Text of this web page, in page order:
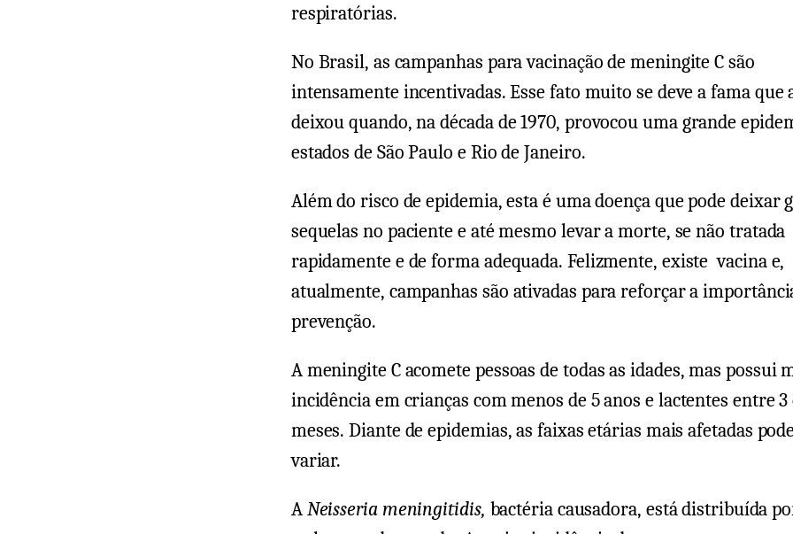
respiratórias.
No Brasil, as campanhas para vacinação de meningite C são
intensamente incentivadas. Esse fato muito se deve a fama que
deixou quando, na década de 1970, provocou uma grande
estados de São Paulo e Rio de Janeiro.
Além do risco de epidemia, esta é uma doença que pode deixar
sequelas no paciente e até mesmo levar a morte, se não tratada
rapidamente e de forma adequada. Felizmente, existe vacina e,
atualmente, campanhas são ativadas para reforçar a
prevenção.
A meningite C acomete pessoas de todas as idades, mas possui
incidência em crianças com menos de 5 anos e lactentes entre 3
meses. Diante de epidemias, as faixas etárias mais afetadas
variar.
ANeisseria meningitidis, bactéria causadora, está distribuída